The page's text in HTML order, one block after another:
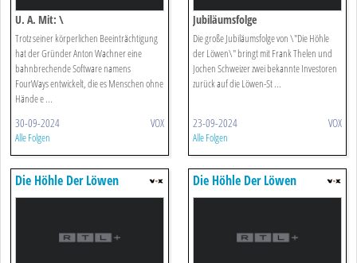
U. A. Mit: \
Trotz seiner körperlichen Beeinträchtigung
hat der Gründer Anton Wachner eine
bahnbrechende Software namens
FourWays entwickelt, die es Menschen ohne
Hände e ...
30-09-2024 VOX
Alle Folgen
Jubiläumsfolge
Die große Jubiläumsfolge von \"Die Höhle
der Löwen\" bringt mit Frank Thelen und
Jochen Schweizer zwei bekannte Investoren
zurück auf die Löwen-St ...
23-09-2024 VOX
Alle Folgen
Die Höhle Der Löwen Die Höhle Der Löwen